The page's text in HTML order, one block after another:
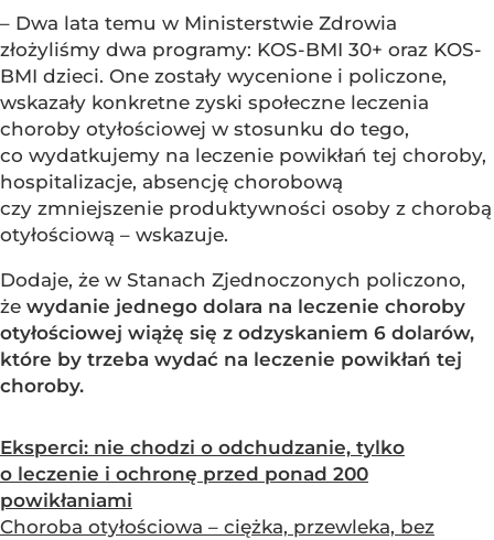
– Dwa lata temu w Ministerstwie Zdrowia
złożyliśmy dwa programy: KOS-BMI 30+ oraz KOS-
BMI dzieci. One zostały wycenione i policzone,
wskazały konkretne zyski społeczne leczenia
choroby otyłościowej w stosunku do tego,
co wydatkujemy na leczenie powikłań tej choroby,
hospitalizacje, absencję chorobową
czy zmniejszenie produktywności osoby z chorobą
otyłościową – wskazuje.
Dodaje, że w Stanach Zjednoczonych policzono,
że wydanie jednego dolara na leczenie choroby
otyłościowej wiążę się z odzyskaniem 6 dolarów,
które by trzeba wydać na leczenie powikłań tej
choroby.
Eksperci: nie chodzi o odchudzanie, tylko
o leczenie i ochronę przed ponad 200
powikłaniami
Choroba otyłościowa – ciężka, przewleka, bez